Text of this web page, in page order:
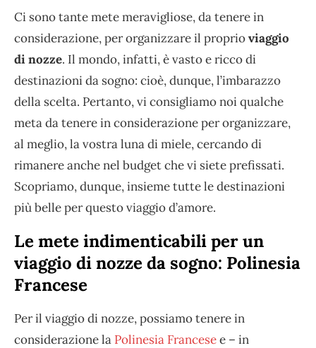
Ci sono tante mete meravigliose, da tenere in
considerazione, per organizzare il proprioviaggio
di nozze. Il mondo, infatti, è vasto e ricco di
destinazioni da sogno: cioè, dunque, l’imbarazzo
della scelta. Pertanto, vi consigliamo noi qualche
meta da tenere in considerazione per organizzare,
al meglio, la vostra luna di miele, cercando di
rimanere anche nel budget che vi siete prefissati.
Scopriamo, dunque, insieme tutte le destinazioni
più belle per questo viaggio d’amore.
Le mete indimenticabili per un
viaggio di nozze da sogno: Polinesia
Francese
Per il viaggio di nozze, possiamo tenere in
considerazione la Polinesia Francesee – in